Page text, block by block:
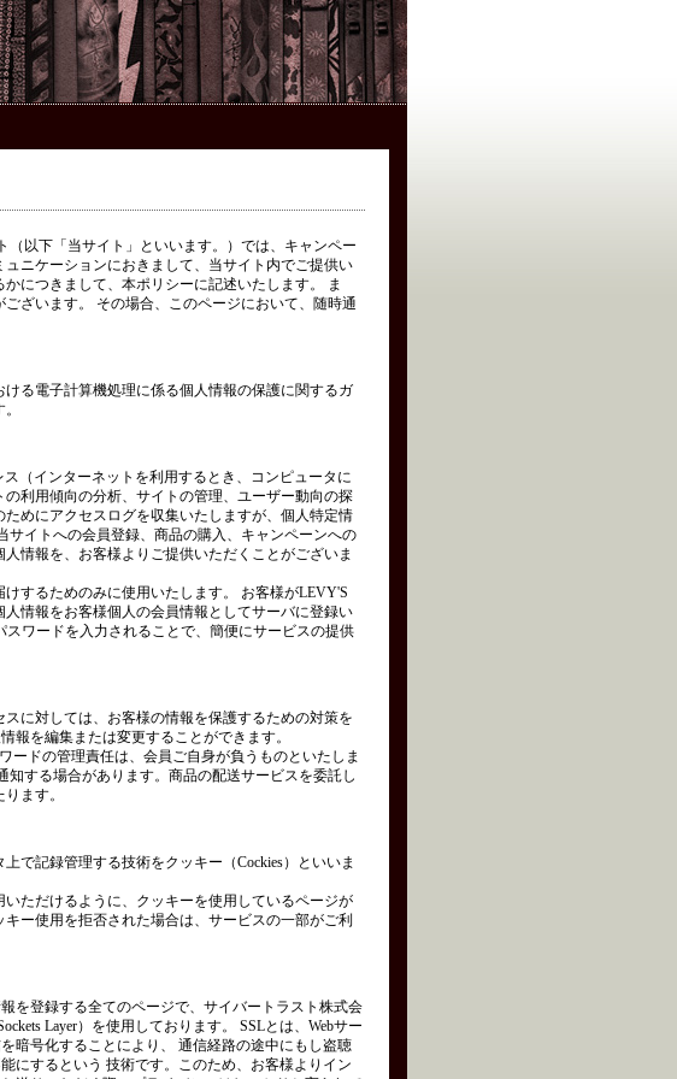
以下「当サイト」といいます。）では、キャンペー
ニケーションにおきまして、当サイト内でご提供い
につきまして、本ポリシーに記述いたします。 ま
ざいます。 その場合、このページにおいて、随時通
る電子計算機処理に係る個人情報の保護に関するガ
（インターネットを利用するとき、コンピュータに
利用傾向の分析、サイトの管理、ユーザー動向の探
めにアクセスログを収集いたしますが、個人特定情
イトへの会員登録、商品の購入、キャンペーンへの
情報を、お客様よりご提供いただくことがございま
するためのみに使用いたします。 お客様がLEVY'S
情報をお客様個人の会員情報としてサーバに登録い
ワードを入力されることで、簡便にサービスの提供
に対しては、お客様の情報を保護するための対策を
報を編集または変更することができます。
ドの管理責任は、会員ご自身が負うものといたしま
する場合があります。商品の配送サービスを委託し
ます。
で記録管理する技術をクッキー（Cockies）といいま
ただけるように、クッキーを使用しているページが
ー使用を拒否された場合は、サービスの一部がご利
を登録する全てのページで、サイバートラスト株式会
Layer）を使用しております。 SSLとは、Webサー
暗号化することにより、 通信経路の途中にもし盗聴
にするという 技術です。このため、お客様よりイン